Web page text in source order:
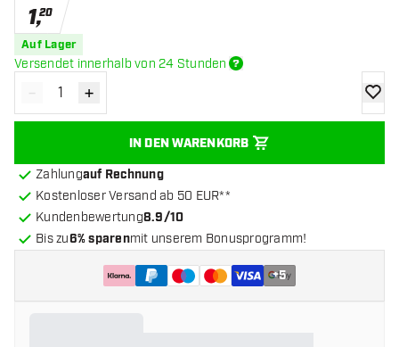
1,20
Auf Lager
Versendet innerhalb von 24 Stunden
Menge verringern
- Menge erhöhen
+
IN DEN WARENKORB
Zur
Zahlungauf Rechnung
Kostenloser Versand ab 50 EUR**
Kundenbewertung8.9/10
Bis zu6% sparenmit unserem Bonusprogramm!
+5